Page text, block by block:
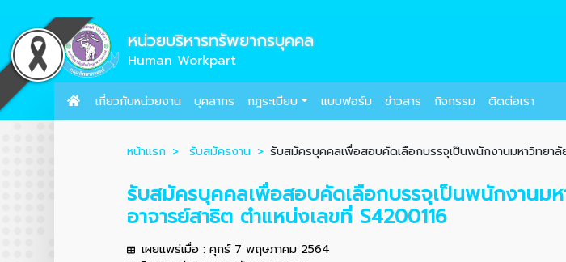
หน่วยบริหารทรัพยากรบุคคล
Human Workpart
เกี่ยวกับหน่วยงาน บุคลากร กฎระเบียบ แบบฟอร์ม ข่าวสาร กิจกรรม ติดต่อเรา
หน้าแรก รับสมัครงาน รับสมัครบุคคลเพื่อสอบคัดเลือกบรรจุเป็นพนักงานมหาวิทยา
รับสมัครบุคคลเพื่อสอบคัดเลือกบรรจุเป็นพนักงานม
อาจารย์สาธิต ตำแหน่งเลขที่ S4200116
เผยแพร่เมื่อ : ศุกร์ 7 พฤษภาคม 2564